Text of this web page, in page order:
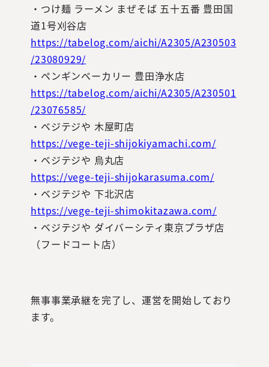
・つけ麺 ラーメン まぜそば 五十五番 豊田国
道1号刈谷店
https://tabelog.com/aichi/A2305/A230503
/23080929/
・ペンギンベーカリー 豊田浄水店
https://tabelog.com/aichi/A2305/A230501
/23076585/
・ベジテジや 木屋町店
https://vege-teji-shijokiyamachi.com/
・ベジテジや 烏丸店
https://vege-teji-shijokarasuma.com/
・ベジテジや 下北沢店
https://vege-teji-shimokitazawa.com/
・ベジテジや ダイバーシティ東京プラザ店
（フードコート店）
無事事業承継を完了し、運営を開始しており
ます。